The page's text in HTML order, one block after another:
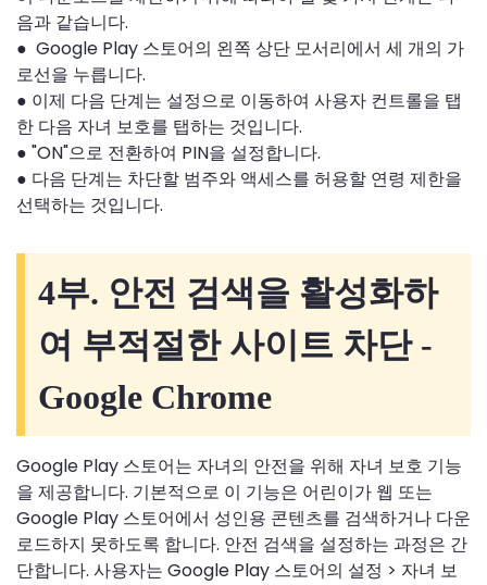
음과 같습니다.
● Google Play 스토어의 왼쪽 상단 모서리에서 세 개의 가
로선을 누릅니다.
● 이제 다음 단계는 설정으로 이동하여 사용자 컨트롤을 탭
한 다음 자녀 보호를 탭하는 것입니다.
● "ON"으로 전환하여 PIN을 설정합니다.
● 다음 단계는 차단할 범주와 액세스를 허용할 연령 제한을
선택하는 것입니다.
4부. 안전 검색을 활성화하
여 부적절한 사이트 차단 -
Google Chrome
Google Play 스토어는 자녀의 안전을 위해 자녀 보호 기능
을 제공합니다. 기본적으로 이 기능은 어린이가 웹 또는
Google Play 스토어에서 성인용 콘텐츠를 검색하거나 다운
로드하지 못하도록 합니다. 안전 검색을 설정하는 과정은 간
단합니다. 사용자는 Google Play 스토어의 설정 > 자녀 보